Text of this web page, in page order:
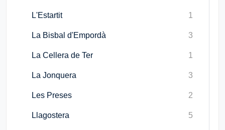
L'Estartit 1
La Bisbal d'Empordà 3
La Cellera de Ter 1
La Jonquera 3
Les Preses 2
Llagostera 5